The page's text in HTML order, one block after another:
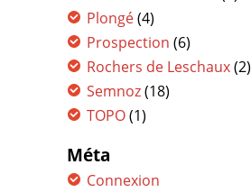
Plongé(4)
Prospection (6)
Rochers de Leschaux(2)
Semnoz(18)
TOPO(1)
Méta
Connexion